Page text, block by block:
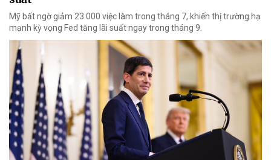
Mỹ bất ngờ giảm 23.000 việc làm trong tháng 7, khiến thị trường hạ
mạnh kỳ vọng Fed tăng lãi suất ngay trong tháng 9.